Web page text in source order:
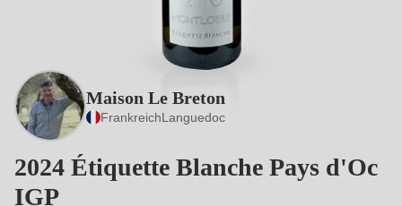
Maison Le Breton
FrankreichLanguedoc
2024 Étiquette Blanche Pays d'Oc
IGP